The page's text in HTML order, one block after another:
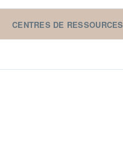
CENTRES DE RESSOURCES